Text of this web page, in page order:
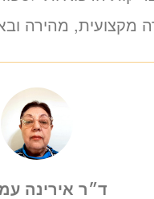
מקצועית, מהירה